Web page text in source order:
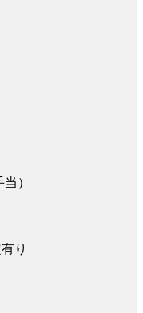
）
り